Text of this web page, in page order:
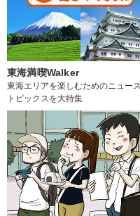
東海満喫Walker
東海エリアを楽しむためのニュー
トピックスを大特集